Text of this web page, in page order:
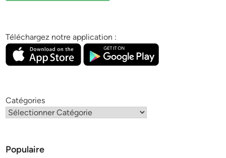
Téléchargez notre application :
Catégories
Populaire